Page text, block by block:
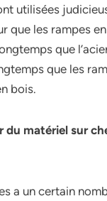
utilisées
que les rampes
que
que les
bois.
du matériel sur
a un certain